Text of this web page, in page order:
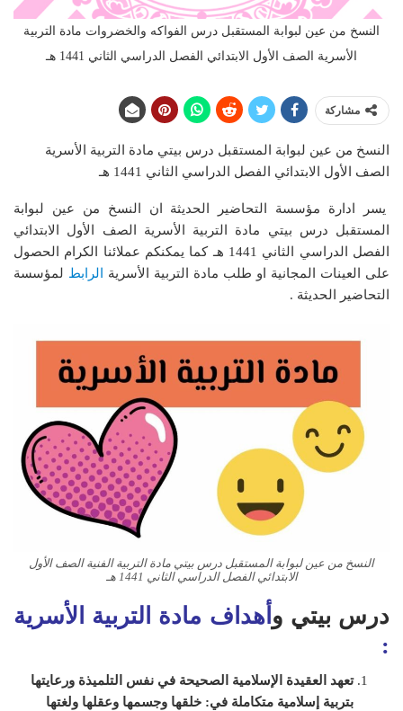
النسخ من عين لبوابة المستقبل درس الفواكه والخضروات مادة التربية
الأسرية الصف الأول الابتدائي الفصل الدراسي الثاني 1441 هـ
مشاركة
النسخ من عين لبوابة المستقبل درس بيتي مادة التربية الأسرية
الصف الأول الابتدائي الفصل الدراسي الثاني 1441 هـ
يسر ادارة مؤسسة التحاضير الحديثة ان النسخ من عين لبوابة
المستقبل درس بيتي مادة التربية الأسرية الصف الأول الابتدائي
الفصل الدراسي الثاني 1441 هـ
كما يمكنكم عملائنا الكرام الحصول
على العينات المجانية او طلب مادة التربية الأسرية
الرابط لمؤسسة
التحاضير الحديثة .
النسخ من عين لبوابة المستقبل درس بيتي مادة التربية الفنية الصف الأول
الابتدائي الفصل الدراسي الثاني 1441 هـ
درس بيتي و أهداف مادة التربية الأسرية
:
تعهد العقيدة الإسلامية الصحيحة في نفس التلميذة ورعايتها
بتربية إسلامية متكاملة في: خلقها وجسمها وعقلها ولغتها